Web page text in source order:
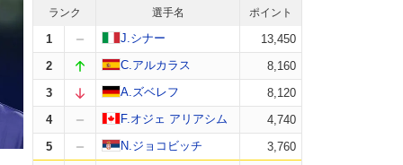
ランク 選手名 ポイント
1 J.シナー
13,450
2
C.アルカラス
8,160
3
A.ズベレフ
8,120
4
F.オジェ アリアシム
4,740
5
N.ジョコビッチ
3,760